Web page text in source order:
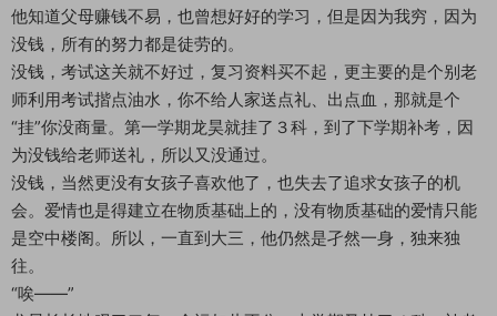
他知道父母赚钱不易，也曾想好好的学习，但是因为我穷，因为
没钱，所有的努力都是徒劳的。
没钱，考试这关就不好过，复习资料买不起，更主要的是个别老
师利用考试揩点油水，你不给人家送点礼、出点血，那就是个
“挂”你没商量。第一学期龙昊就挂了３科，到了下学期补考，因
为没钱给老师送礼，所以又没通过。
没钱，当然更没有女孩子喜欢他了，也失去了追求女孩子的机
会。爱情也是得建立在物质基础上的，没有物质基础的爱情只能
是空中楼阁。所以，一直到大三，他仍然是孑然一身，独来独
往。
“唉――”